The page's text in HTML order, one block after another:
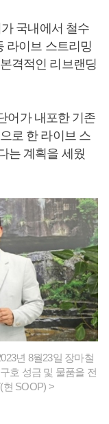
국내에서 철수
라이브 스트리밍
격적인 리브랜딩
어가 내포한 기존
로 한 라이브 스
는 계획을 세웠
년 8월23일 장마철
호 성금 및 물품을 전
SOOP) >